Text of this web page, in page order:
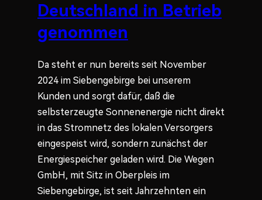
Deutschland in Betrieb
genommen
Da steht er nun bereits seit November
2024 im Siebengebirge bei unserem
Kunden und sorgt dafür, daß die
selbsterzeugte Sonnenenergie nicht direkt
in das Stromnetz des lokalen Versorgers
eingespeist wird, sondern zunächst der
Energiespeicher geladen wird. Die Wegen
GmbH, mit Sitz in Oberpleis im
Siebengebirge, ist seit Jahrzehnten ein